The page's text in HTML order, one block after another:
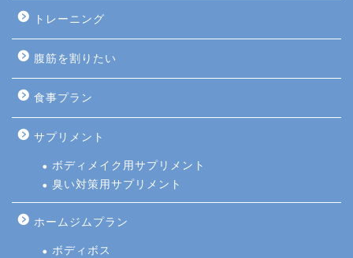
トレーニング
腹筋を割りたい
食事プラン
サプリメント
ボディメイク用サプリメント
臭い対策用サプリメント
ホームジムプラン
ボディボス